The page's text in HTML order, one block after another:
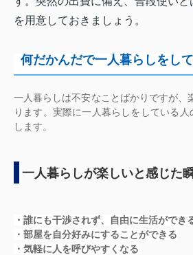
を用意しておきましょう。
何だかんだで一人暮らしをし
一人暮らしは不安なことばかりですが、
ります。実際に一人暮らしをしている人
します。
一人暮らしが楽しいと感じた
・誰にも干渉されず、自由に生活ができ
・部屋を自分好みにすることができる
・気軽に人を呼びやすくなる